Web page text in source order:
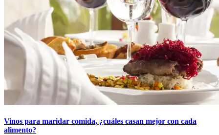
Vinos para maridar comida, ¿cuáles casan mejor con cada
alimento?